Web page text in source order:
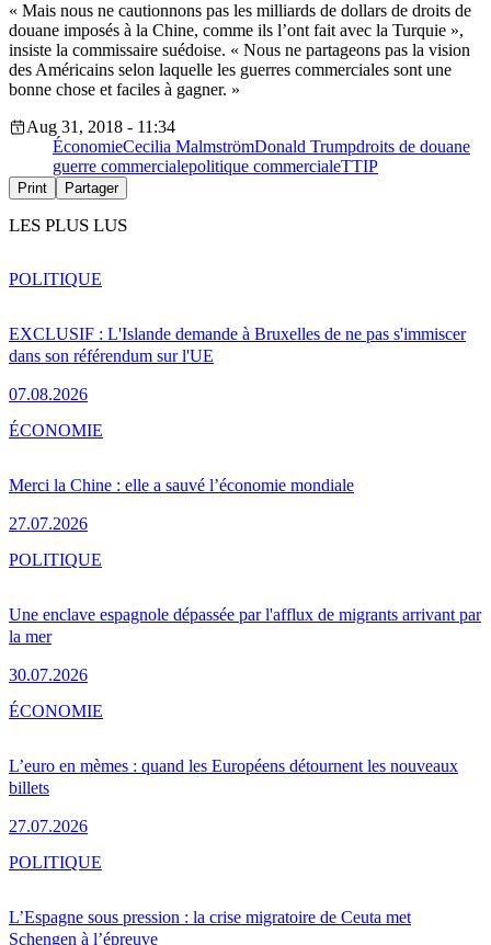
« Mais nous ne cautionnons pas les milliards de dollars de droits de
douane imposés à la Chine, comme ils l’ont fait avec la Turquie »,
insiste la commissaire suédoise. « Nous ne partageons pas la vision
des Américains selon laquelle les guerres commerciales sont une
bonne chose et faciles à gagner. »
Aug 31, 2018 - 11:34
ÉconomieCecilia MalmströmDonald Trumpdroits de douane
guerre commercialepolitique commercialeTTIP
Print Partager
LES PLUS LUS
EXCLUSIF : L'Islande demande à Bruxelles de ne pas s'immiscer
dans son référendum sur l'UE
07.08.2026
POLITIQUE
Merci la Chine : elle a sauvé l’économie mondiale
27.07.2026
ÉCONOMIE
Une enclave espagnole dépassée par l'afflux de migrants arrivant par
la mer
30.07.2026
POLITIQUE
L’euro en mèmes : quand les Européens détournent les nouveaux
billets
27.07.2026
ÉCONOMIE
L’Espagne sous pression : la crise migratoire de Ceuta met
Schengen à l’épreuve
POLITIQUE